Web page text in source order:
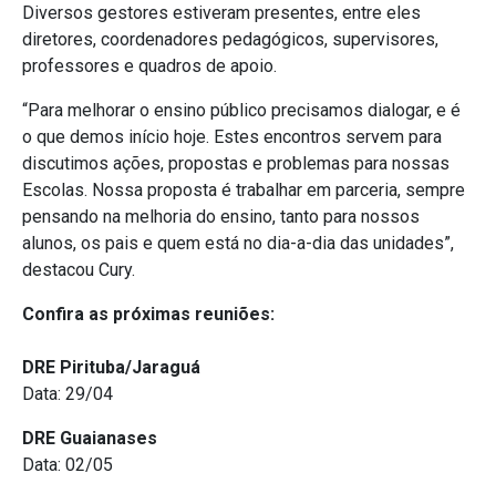
Diversos gestores estiveram presentes, entre eles
diretores, coordenadores pedagógicos, supervisores,
professores e quadros de apoio.
“Para melhorar o ensino público precisamos dialogar, e é
o que demos início hoje. Estes encontros servem para
discutimos ações, propostas e problemas para nossas
Escolas. Nossa proposta é trabalhar em parceria, sempre
pensando na melhoria do ensino, tanto para nossos
alunos, os pais e quem está no dia-a-dia das unidades”,
destacou Cury.
Confira as próximas reuniões:
DRE Pirituba/Jaraguá
Data: 29/04
DRE Guaianases
Data: 02/05